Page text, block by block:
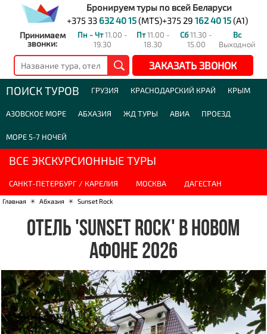
Бронируем туры по всей Беларуси
+375 33 632 40 15(MTS)+375 29 162 40 15(A1)
Принимаем
звонки:
Пн - Чт11.00 -
19.30
Пт11.00 -
18.30
Сб11.30 -
15.00
Вс
Выходной
ЗАКАЗАТЬ ЗВОНОК
ПОИСК ТУРОВ ГРУЗИЯ КРАСНОДАРСКИЙ КРАЙ КРЫМ
АЗОВСКОЕ МОРЕ АБХАЗИЯ ЖД ТУРЫ АВИА ПРОЕЗД
МОРЕ 5-7 НОЧЕЙ
ВСЕ ЭКСКУРСИОННЫЕ ТУРЫ
САНКТ-ПЕТЕРБУРГ / КАРЕЛИЯ МОСКВА ДАГЕСТАН
Главная ☀ Абхазия ☀ Sunset Rock
ОТЕЛЬ 'SUNSET ROCK' В НОВОМ
АФОНЕ 2026